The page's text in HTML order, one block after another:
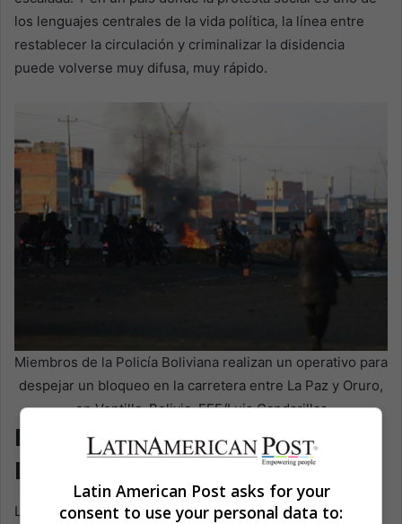
los lenguajes centrales de la vida política, la línea entre
restablecer la circulación y criminalizar la disidencia
puede volverse muy difusa, muy rápido.
Miembros de la Policía Boliviana realizan un operativo para
despejar un bloqueo en la carretera entre La Paz y Oruro,
en Ventilla, Bolivia. EFE/Luis Gandarillas
El peligroso pacto de América
Latina
La Central Obrera Boliviana, que impulsa las protestas
Latin American Post asks for your
consent to use your personal data to: